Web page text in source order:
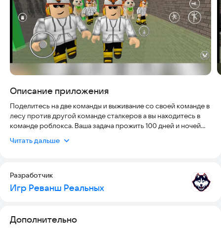
Описание приложения
Поделитесь на две команды и выживание со своей команде в
лесу против другой команде сталкеров а вы находитесь в
команде роблокса. Ваша задача прожить 100 дней и ночей
В каждой команде по 15 игроков!
добывать оптечки и еду и лутать заброшенные здание чтобы
найти орудие еду или топора и даже нажёвки вы также
можете рыбачить и улучшать базы: Главное цель: Какая
останется та команда выйграет!
Читать дальше
Разработчик
Игр Реванш Реальных
Дополнительно